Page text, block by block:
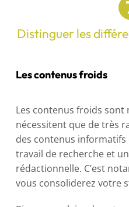
Distinguer les
Les contenus froids
Les contenus froids sont
nécessitent que de très
des contenus
travail de recherche et
rédactionnelle. C’est
vous consoliderez votre